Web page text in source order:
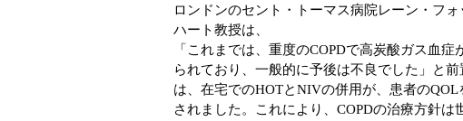
ロンドンのセント・トーマス病院レーン・フ
ハート教授は、
「これまでは、重度のCOPDで高炭酸ガス血
られており、一般的に予後は不良でした」と
は、在宅でのHOTとNIVの併用が、患者の
されました。これにより、COPDの治療方針は